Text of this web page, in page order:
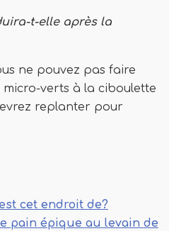
t-elle après la
ne pouvez pas faire
verts à la ciboulette
replanter pour
cet endroit de?
pain épique au levain de